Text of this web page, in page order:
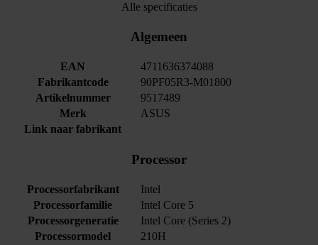
Alle specificaties
Algemeen
EAN
4711636374088
Fabrikantcode
90PF05R3-M01800
Artikelnummer
9517489
Merk
ASUS
Link naar fabrikant
Processor
Processorfabrikant
Intel
Processorfamilie
Intel Core 5
Processorgeneratie
Intel Core (Series 2)
Processormodel
210H